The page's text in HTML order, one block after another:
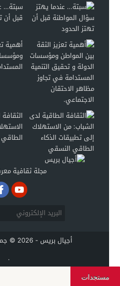
سبتة…
قبل أن
أهمية
مجلة ثقافية
أجيال بريس - 2026 © جميع الحقوق محفوظة
.
مستجدات